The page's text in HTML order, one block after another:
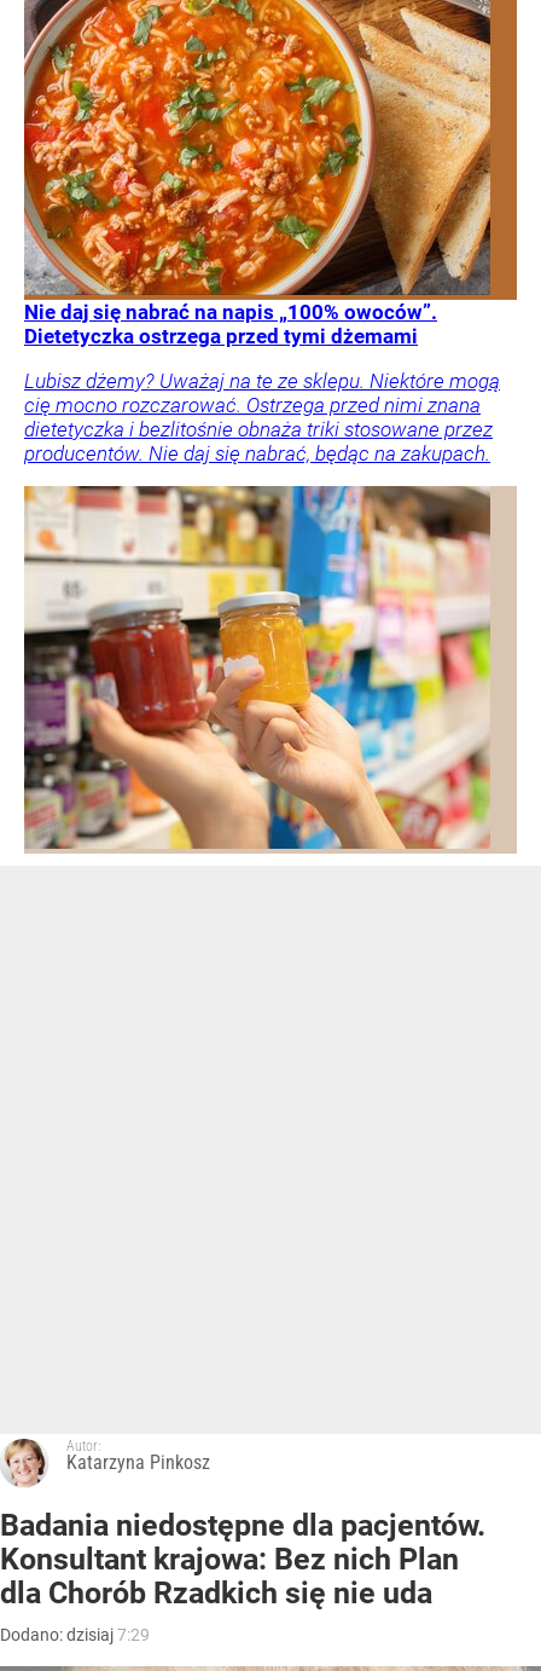
Nie daj się nabrać na napis „100% owoców”.
Dietetyczka ostrzega przed tymi dżemami
Lubisz dżemy? Uważaj na te ze sklepu. Niektóre mogą
cię mocno rozczarować. Ostrzega przed nimi znana
dietetyczka i bezlitośnie obnaża triki stosowane przez
producentów. Nie daj się nabrać, będąc na zakupach.
Autor:
Katarzyna Pinkosz
Badania niedostępne dla pacjentów.
Konsultant krajowa: Bez nich Plan
dla Chorób Rzadkich się nie uda
Dodano:dzisiaj7:29